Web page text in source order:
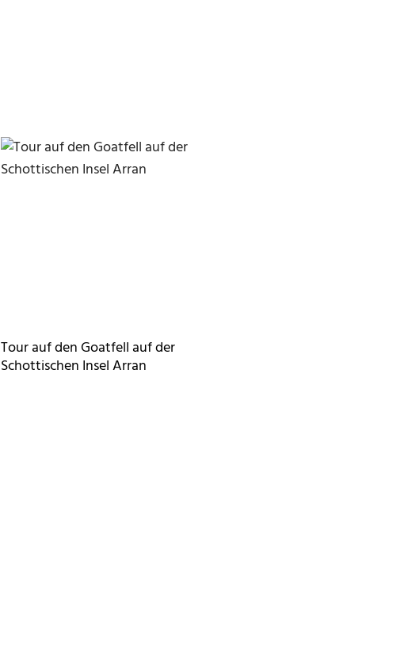
Tour auf den Goatfell auf der
Schottischen Insel Arran